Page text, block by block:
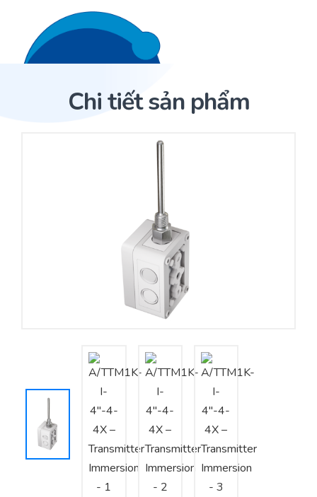
Trang Chủ
Nhà phân phối cảm biến
Nhà sản xuất thiết bị điều khiển
Cung cấp giải pháp quản lý cho toà nhà (BMS)
Tư vấn – Thiết kế – Cung cấp thiết bị HVAC
Tư vấn thiết kế, thi công tủ điều khiển
Thi công – Lắp đặt hệ thống HVAC
Chi tiết sản phẩm
Sản phẩm